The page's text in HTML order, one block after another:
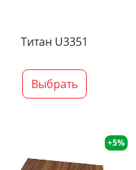
Титан U3351
Выбрать
+5%